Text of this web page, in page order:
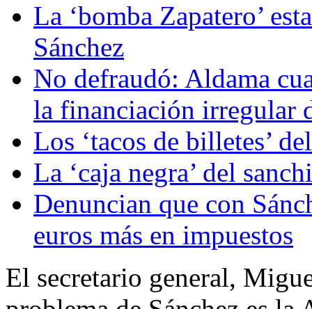
La ‘bomba Zapatero’
Sánchez
No defraudó: Aldama
la financiación irregular
Los ‘tacos de billetes’
La ‘caja negra’ del
Denuncian que con
euros más en impuestos
El secretario general,